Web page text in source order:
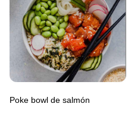
Poke bowl de salmón